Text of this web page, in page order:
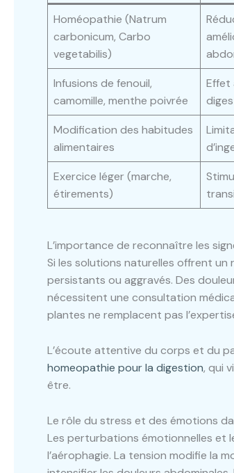
Homéopathie (Natrum
carbonicum, Carbo
vegetabilis)
Infusions de fenouil,
camomille, menthe poivrée
Effet
Modification des habitudes
alimentaires
Exercice léger (marche,
étirements)
L’importance de reconnaître les
Si les solutions naturelles offrent
persistants ou aggravés. Des
nécessitent une consultation
plantes ne remplacent pas
L’écoute attentive du corps et du
homeopathie pour la digestion, qui
être.
Le rôle du stress et des émotions
Les perturbations émotionnelles et
l’aérophagie. La tension modifie la